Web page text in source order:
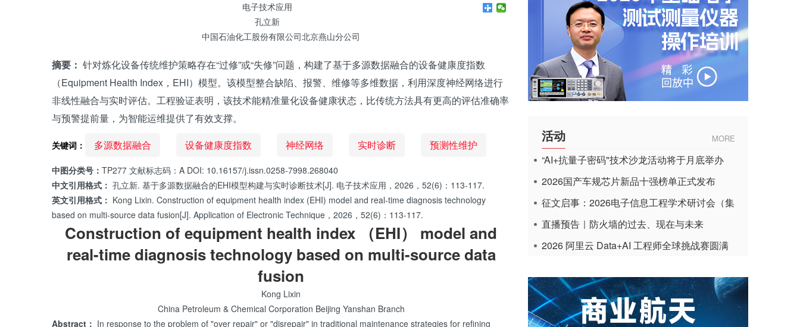
电子技术应用
孔立新
中国石油化工股份有限公司北京燕山分公司
摘要： 针对炼化设备传统维护策略存在“过修”或“失修”问题，构建了基于多源数据融合的设备健康度指数
（Equipment Health Index，EHI）模型。该模型整合缺陷、报警、维修等多维数据，利用深度神经网络进行
非线性融合与实时评估。工程验证表明，该技术能精准量化设备健康状态，比传统方法具有更高的评估准确率
与预警提前量，为智能运维提供了有效支撑。
关键词： 多源数据融合 设备健康度指数 神经网络 实时诊断 预测性维护
中图分类号： TP277 文献标志码：A DOI: 10.16157/j.issn.0258-7998.268040
中文引用格式： 孔立新. 基于多源数据融合的EHI模型构建与实时诊断技术[J]. 电子技术应用，2026，52(6)：113-117.
英文引用格式： Kong Lixin. Construction of equipment health index (EHI) model and real-time diagnosis technology
based on multi-source data fusion[J]. Application of Electronic Technique，2026，52(6)：113-117.
Construction of equipment health index （EHI） model and
real-time diagnosis technology based on multi-source data
fusion
Kong Lixin
China Petroleum & Chemical Corporation Beijing Yanshan Branch
Abstract： In response to the problem of "over repair" or "disrepair" in traditional maintenance strategies for refining
活动 MORE
“AI+抗量子密码"技术沙龙活动将于月底举办
2026国产车规芯片新品十强榜单正式发布
征文启事：2026电子信息工程学术研讨会（集
成电路应用杂志）
直播预告｜防火墙的过去、现在与未来
2026 阿里云 Data+AI 工程师全球挑战赛圆满